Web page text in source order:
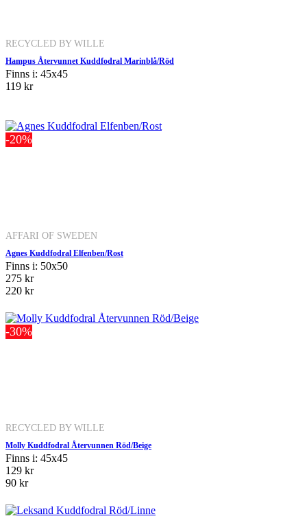
RECYCLED BY WILLE
Hampus Återvunnet Kuddfodral Marinblå/Röd
Finns i: 45x45
119 kr
-20%
AFFARI OF SWEDEN
Agnes Kuddfodral Elfenben/Rost
Finns i: 50x50
275 kr
220 kr
-30%
RECYCLED BY WILLE
Molly Kuddfodral Återvunnen Röd/Beige
Finns i: 45x45
129 kr
90 kr